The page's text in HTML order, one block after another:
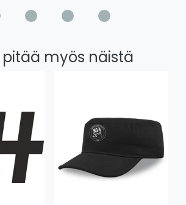
myös näistä